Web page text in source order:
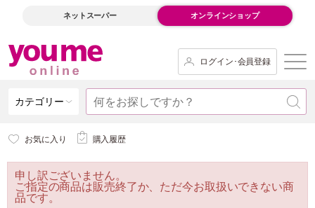
ネットスーパー オンラインショップ
ログイン･会員登録
カテゴリー
お気に入り 購入履歴
申し訳ございません。
ご指定の商品は販売終了か、ただ今お取扱いできない商
品です。